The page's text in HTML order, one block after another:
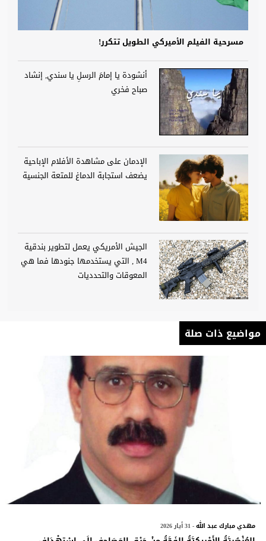
مسرحية الفيلم الأميركي الطويل تتكرر!
أنشودة يا إمامَ الرسلِ يا سندي, إنشاد
صباح فخري
الإدمان على مشاهدة الأفلام الإباحية
يضعف استجابة الدماغ للمتعة الجنسية
الجيش الأمريكي يعمل لتطوير بندقية
M4 , التي يستخدمها جنودها فما هي
المعوقات والتحدديات
مواضيع ذات صلة
مهدي مبارك عبد الله- 31 أيار 2026